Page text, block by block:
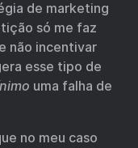
de marketing
só me faz
não incentivar
esse tipo de
uma falha de
no meu caso